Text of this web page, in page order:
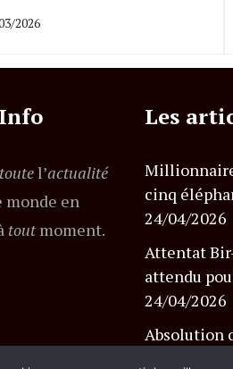
2026
toutel’actualité
monde en
toutmoment.
Les
cinq
24/04/2026
Attentat
attendu
24/04/2026
Absolution